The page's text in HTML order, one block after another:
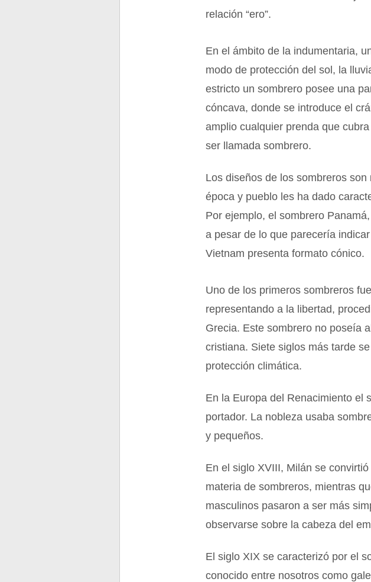
relación “ero”.
En el ámbito de la indumentaria,
modo de protección del sol, la
estricto un sombrero posee una
cóncava, donde se introduce el
amplio cualquier prenda que
ser llamada sombrero.
Los diseños de los sombreros
época y pueblo les ha dado
Por ejemplo, el sombrero
a pesar de lo que parecería
Vietnam presenta formato cónico.
Uno de los primeros sombreros
representando a la libertad,
Grecia. Este sombrero no poseía
cristiana. Siete siglos más tarde
protección climática.
En la Europa del Renacimiento el
portador. La nobleza usaba
y pequeños.
En el siglo XVIII, Milán se
materia de sombreros, mientras
masculinos pasaron a ser más
observarse sobre la cabeza del
El siglo XIX se caracterizó por el
conocido entre nosotros como